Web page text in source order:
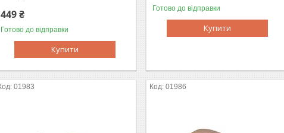
449 ₴
Готово до відправки
Купити
Готово до відправки
Купити
01983 01986